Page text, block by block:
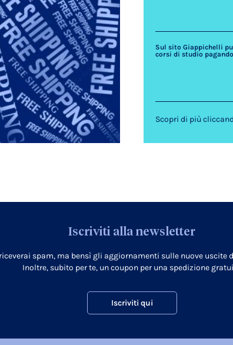
Sul sito Giappichelli
corsi di studio
Scopri di più
Iscriviti alla newsletter
spam, ma bensì gli aggiornamenti sulle nuove
Inoltre, subito per te, un coupon per una spedizione
Iscriviti qui